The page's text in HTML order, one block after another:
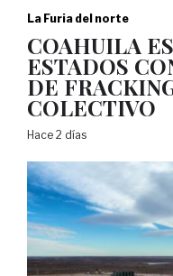
La Furia del norte
COAHUILA
ESTADOS
DE
COLECTIVO
Hace 2 días